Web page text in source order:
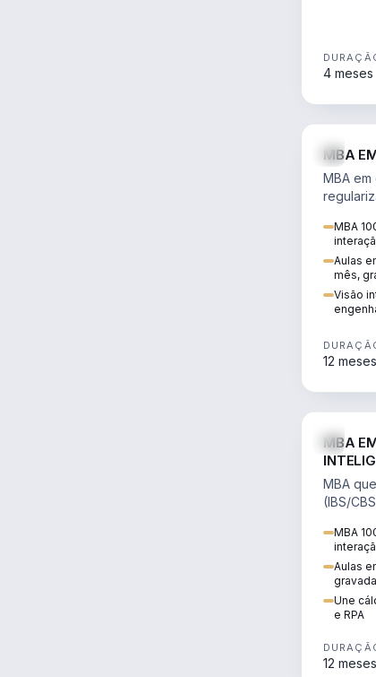
4 meses
MBA
MBA
MBA
Aulas
mês,
Visão
12 meses
MBA
MBA
(IBS/
RPA e
MBA
Aulas
Une
e RPA
12 meses